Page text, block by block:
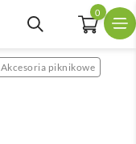
0
Akcesoria piknikowe